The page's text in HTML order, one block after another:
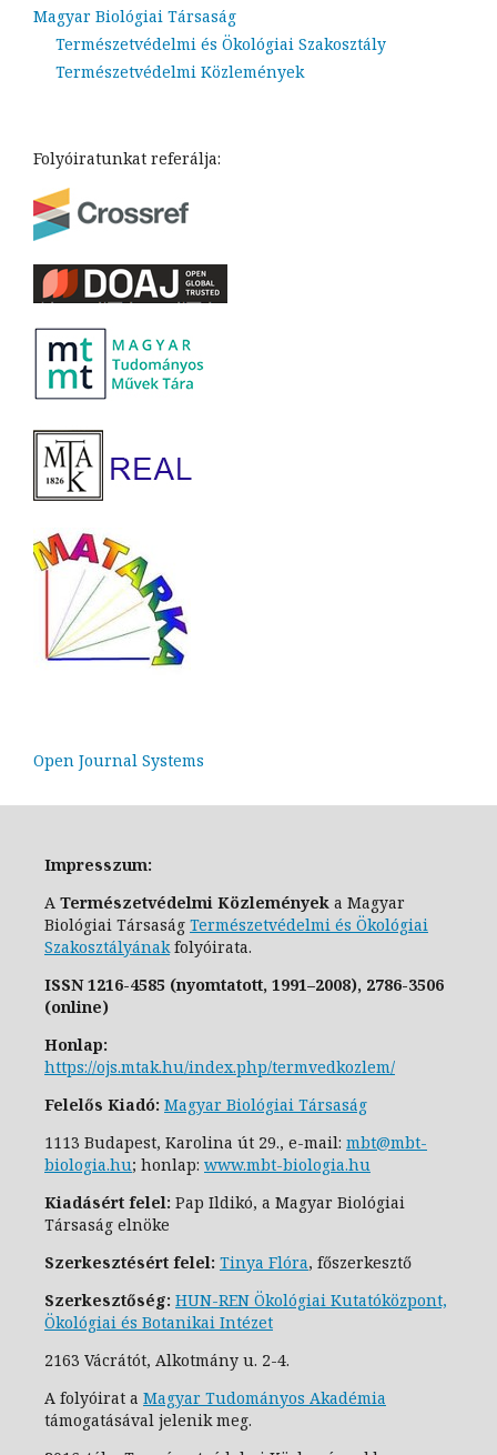
Magyar Biológiai Társaság
Természetvédelmi és Ökológiai Szakosztály
Természetvédelmi Közlemények
Folyóiratunkat referálja:
Open Journal Systems
Impresszum:
A Természetvédelmi Közlemények a Magyar
Biológiai Társaság Természetvédelmi és Ökológiai
Szakosztályánakfolyóirata.
ISSN1216-4585 (nyomtatott, 1991–2008), 2786-3506
(online)
Honlap:
https://ojs.mtak.hu/index.php/termvedkozlem/
Felelős Kiadó: Magyar Biológiai Társaság
1113 Budapest, Karolina út 29., e-mail: mbt@mbt-
biologia.hu; honlap: www.mbt-biologia.hu
Kiadásért felel: Pap Ildikó, a Magyar Biológiai
Társaság elnöke
Szerkesztésért felel: Tinya Flóra, főszerkesztő
Szerkesztőség: HUN-REN Ökológiai Kutatóközpont,
Ökológiai és Botanikai Intézet
2163 Vácrátót, Alkotmány u. 2-4.
A folyóirat a Magyar Tudományos Akadémia
támogatásával jelenik meg.